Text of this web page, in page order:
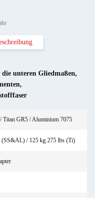
unteren Gliedmaßen,
,
Titan GR5 / Aluminium 7075
(SS&AL) / 125 kg 275 lbs (Ti)